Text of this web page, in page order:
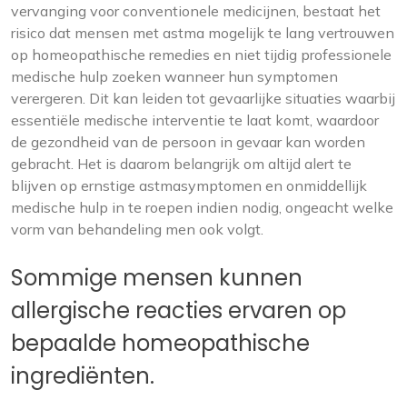
vervanging voor conventionele medicijnen, bestaat het
risico dat mensen met astma mogelijk te lang vertrouwen
op homeopathische remedies en niet tijdig professionele
medische hulp zoeken wanneer hun symptomen
verergeren. Dit kan leiden tot gevaarlijke situaties waarbij
essentiële medische interventie te laat komt, waardoor
de gezondheid van de persoon in gevaar kan worden
gebracht. Het is daarom belangrijk om altijd alert te
blijven op ernstige astmasymptomen en onmiddellijk
medische hulp in te roepen indien nodig, ongeacht welke
vorm van behandeling men ook volgt.
Sommige mensen kunnen
allergische reacties ervaren op
bepaalde homeopathische
ingrediënten.